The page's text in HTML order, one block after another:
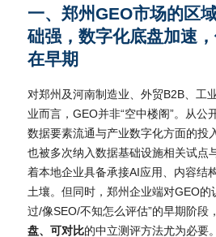
一、郑州GEO市场的区
础强，数字化底盘加速
在早期
对郑州及河南制造业、外贸B2B、工
业而言，GEO并非“空中楼阁”。从公
数据要素流通与产业数字化方面的投
也被多次纳入数据基础设施相关试点
着本地企业具备承接AI应用、内容结
土壤。但同时，郑州企业端对GEO的
过/像SEO/不知怎么评估”的早期阶段
盘、可对比的中立测评方法尤为必要。